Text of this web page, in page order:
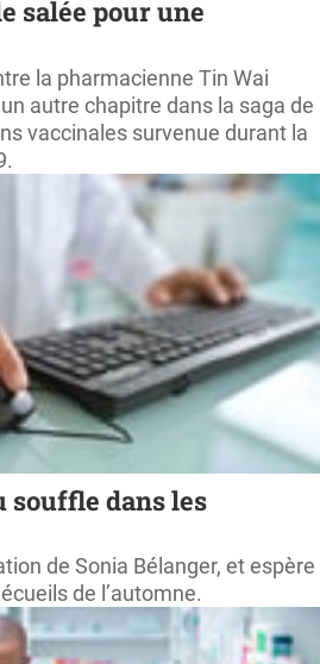
salée pour une
la pharmacienne Tin Wai
autre chapitre dans la saga de
vaccinales survenue durant la
souffle dans les
de Sonia Bélanger, et espère
de l’automne.